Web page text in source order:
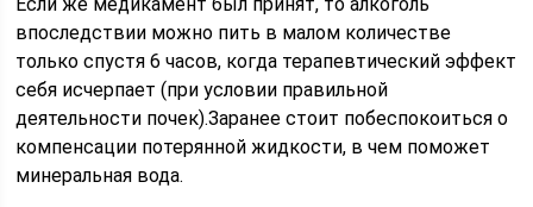
впоследствии можно пить в малом количестве
только спустя 6 часов, когда терапевтический эффект
себя исчерпает (при условии правильной
деятельности почек).Заранее стоит побеспокоиться о
компенсации потерянной жидкости, в чем поможет
минеральная вода.